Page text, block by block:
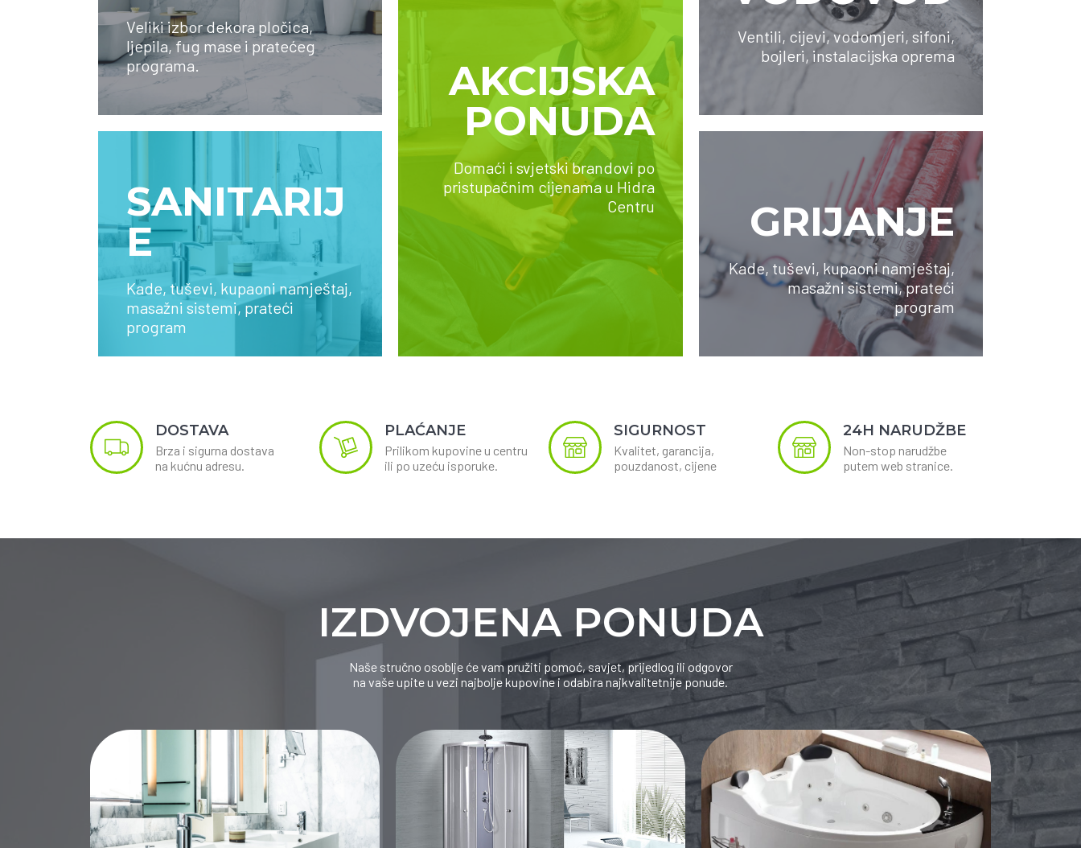
Veliki izbor dekora pločica,
ljepila, fug mase i pratećeg
programa.SAZNAJTE VIŠE
SANITARIJ
E
Kade, tuševi, kupaoni namještaj,
masažni sistemi, prateći
program
SAZNAJTE VIŠE
AKCIJSKA
PONUDA
Domaći i svjetski brandovi po
pristupačnim cijenama u Hidra
Centru
SAZNAJTE VIŠE
Ventili, cijevi, vodomjeri, sifoni,
bojleri, instalacijska oprema
SAZNAJTE VIŠE
GRIJANJE
Kade, tuševi, kupaoni namještaj,
masažni sistemi, prateći
program
SAZNAJTE VIŠE
DOSTAVA
Brza i sigurna dostava
na kućnu adresu.
PLAĆANJE
Prilikom kupovine u centru
ili po uzeću isporuke.
SIGURNOST
Kvalitet, garancija,
pouzdanost, cijene
24H NARUDŽBE
Non-stop narudžbe
putem web stranice.
IZDVOJENA PONUDA
Naše stručno osoblje će vam pružiti pomoć, savjet, prijedlog ili odgovor
na vaše upite u vezi najbolje kupovine i odabira najkvalitetnije ponude.